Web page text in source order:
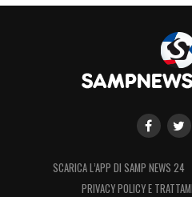
SCARICA L’APP DI SAMP NEWS 24
PRIVACY POLICY E